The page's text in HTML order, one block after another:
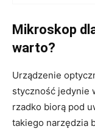
Mikroskop
warto?
Urządzenie
styczność jedynie
rzadko biorą pod
takiego narzędzia